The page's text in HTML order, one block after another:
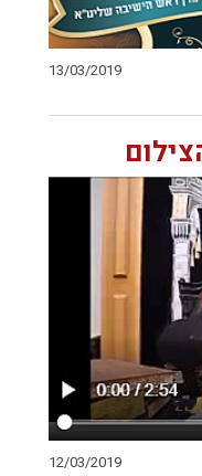
13/03/2019
12/03/2019